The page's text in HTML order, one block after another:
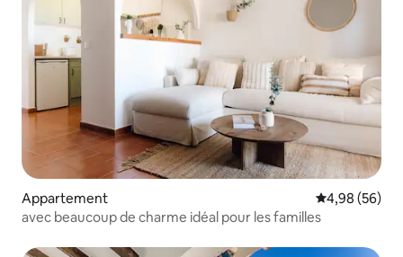
Appartement Évaluation
4,98 (56)
avec beaucoup de charme idéal pour les familles